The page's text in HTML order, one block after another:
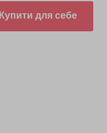
Купити для себе